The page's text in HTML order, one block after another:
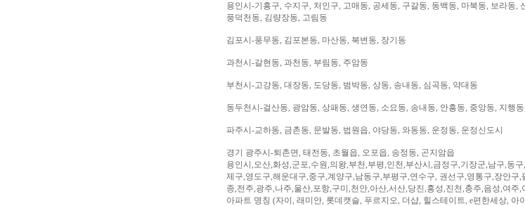
용인시-기흥구, 수지구, 처인구, 고매동, 공세동, 구갈동, 동백동, 마북동, 보라동,
풍덕천동, 김량장동, 고림동
김포시-풍무동, 김포본동, 마산동, 북변동, 장기동
과천시-갈현동, 과천동, 부림동, 주암동
부천시-고강동, 대장동, 도당동, 범박동, 상동, 송내동, 심곡동, 약대동
동두천시-걸산동, 광암동, 상패동, 생연동, 소요동, 송내동, 안흥동, 중앙동, 지행
파주시-교하동, 금촌동, 문발동, 법원읍, 야당동, 와동동, 운정동, 운정신도시
경기 광주시-퇴촌면, 태전동, 초월읍, 오포읍, 송정동, 곤지암읍
용인시,오산,화성,군포,수원,의왕,부천,부평,인천,부산시,금정구,기장군,남구,동
제구,영도구,해운대구,중구,계양구,남동구,부평구,연수구, 권선구,영통구,장안구
종,전주,광주,나주,울산,포항,구미,천안,아산,서산,당진,홍성,진천,충주,음성,여주,
아파트 명칭 (자이, 래미안, 롯데캣슬, 푸르지오, 더샵, 힐스테이트, e편한세상, 아